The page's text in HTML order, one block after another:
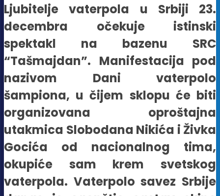
Ljubitelje vaterpola u Srbiji 23.
decembra očekuje istinski
spektakl na bazenu SRC
“Tašmajdan”. Manifestacija pod
nazivom Dani vaterpolo
šampiona, u čijem sklopu će biti
organizovana oproštajna
utakmica Slobodana Nikića i Živka
Gocića od nacionalnog tima,
okupiće sam krem svetskog
vaterpola. Vaterpolo savez Srbije